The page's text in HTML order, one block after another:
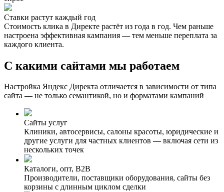
Ставки растут каждый год
Стоимость клика в Директе растёт из года в год. Чем раньше
настроена эффективная кампания — тем меньше переплата за
каждого клиента.
С какими сайтами мы работаем
Настройка Яндекс Директа отличается в зависимости от типа
сайта — не только семантикой, но и форматами кампаний
Сайты услуг
Клиники, автосервисы, салоны красоты, юридические и
другие услуги для частных клиентов — включая сети из
нескольких точек
Каталоги, опт, B2B
Производители, поставщики оборудования, сайты без
корзины с длинным циклом сделки